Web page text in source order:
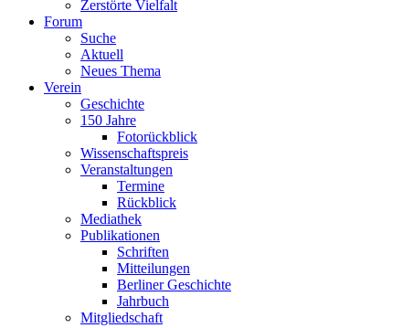
Zerstörte Vielfalt
Forum
Suche
Aktuell
Neues Thema
Verein
Geschichte
150 Jahre
Fotorückblick
Wissenschaftspreis
Veranstaltungen
Termine
Rückblick
Mediathek
Publikationen
Schriften
Mitteilungen
Berliner Geschichte
Jahrbuch
Mitgliedschaft